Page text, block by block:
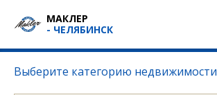
МАКЛЕР
- ЧЕЛЯБИНСК
Выберите категорию недвижимости